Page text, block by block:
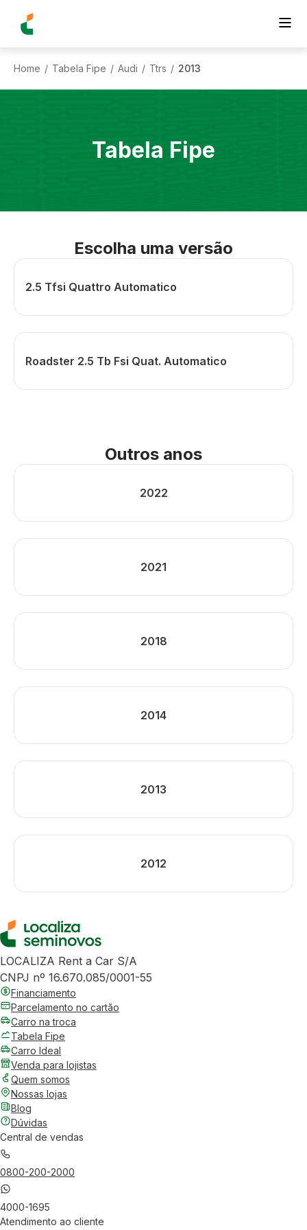
Home / Tabela Fipe / Audi / Ttrs / 2013
Tabela Fipe
Escolha uma versão
2.5 Tfsi Quattro Automatico
Roadster 2.5 Tb Fsi Quat. Automatico
Outros anos
2022
2021
2018
2014
2013
2012
LOCALIZA Rent a Car S/A
CNPJ nº 16.670.085/0001-55
Financiamento
Parcelamento no cartão
Carro na troca
Tabela Fipe
Carro Ideal
Venda para lojistas
Quem somos
Nossas lojas
Blog
Dúvidas
Central de vendas
0800-200-2000
4000-1695
Atendimento ao cliente